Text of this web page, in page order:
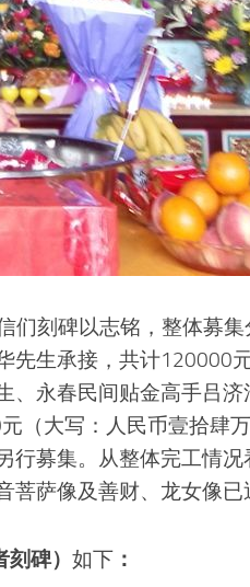
刻碑以志铭，整体募集
先生承接，共计120000
、永春民间贴金高手吕济
（大写：人民币壹拾肆
行募集。从整体完工情况
萨像及善财、龙女像已
碑） 如下 ：